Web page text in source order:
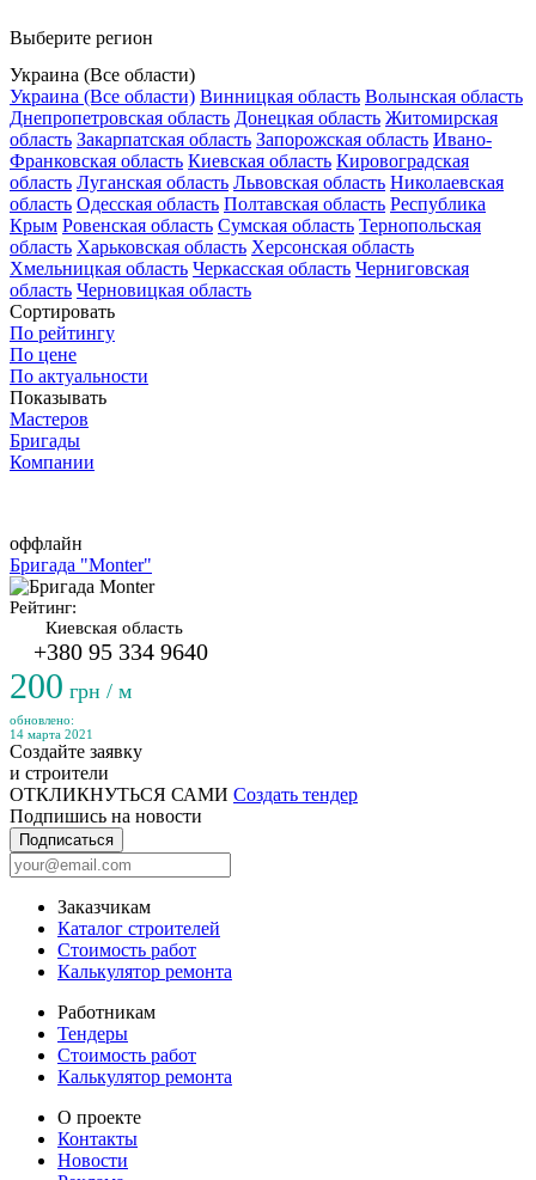
Выберите регион
Украина (Все области)
Украина (Все области) Винницкая область Волынская область
Днепропетровская область Донецкая область Житомирская
область Закарпатская область Запорожская область Ивано-
Франковская область Киевская область Кировоградская
область Луганская область Львовская область Николаевская
область Одесская область Полтавская область Республика
Крым Ровенская область Сумская область Тернопольская
область Харьковская область Херсонская область
Хмельницкая область Черкасская область Черниговская
область Черновицкая область
Сортировать
По рейтингу
По цене
По актуальности
Показывать
Мастеров
Бригады
Компании
оффлайн
Бригада "Monter"
Рейтинг:
Киевская область
+380 95 334 9640
200 грн / м
обновлено:
14 марта 2021
Создайте заявку
и строители
ОТКЛИКНУТЬСЯ САМИ Создать тендер
Подпишись на новости
Подписаться
Заказчикам
Каталог строителей
Стоимость работ
Калькулятор ремонта
Работникам
Тендеры
Стоимость работ
Калькулятор ремонта
О проекте
Контакты
Новости